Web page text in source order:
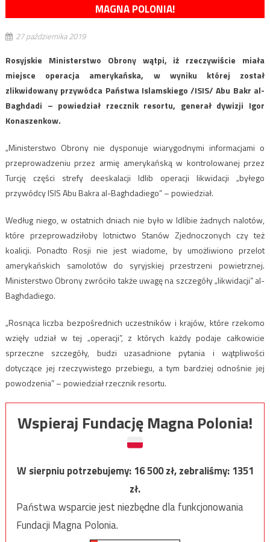
MAGNA POLONIA!
27 października 2019
Rosyjskie Ministerstwo Obrony wątpi, iż rzeczywiście miała
miejsce operacja amerykańska, w wyniku której został
zlikwidowany przywódca Państwa Islamskiego /ISIS/ Abu Bakr al-
Baghdadi – powiedział rzecznik resortu, generał dywizji Igor
Konaszenkow.
„Ministerstwo Obrony nie dysponuje wiarygodnymi informacjami o
przeprowadzeniu przez armię amerykańską w kontrolowanej przez
Turcję części strefy deeskalacji Idlib operacji likwidacji „byłego
przywódcy ISIS Abu Bakra al-Baghdadiego” – powiedział.
Według niego, w ostatnich dniach nie było w Idlibie żadnych nalotów,
które przeprowadziłoby lotnictwo Stanów Zjednoczonych czy też
koalicji. Ponadto Rosji nie jest wiadome, by umożliwiono przelot
amerykańskich samolotów do syryjskiej przestrzeni powietrznej.
Ministerstwo Obrony zwróciło także uwagę na szczegóły „likwidacji” al-
Baghdadiego.
„Rosnąca liczba bezpośrednich uczestników i krajów, które rzekomo
wzięły udział w tej „operacji”, z których każdy podaje całkowicie
sprzeczne szczegóły, budzi uzasadnione pytania i wątpliwości
dotyczące jej rzeczywistego przebiegu, a tym bardziej odnośnie jej
powodzenia” – powiedział rzecznik resortu.
Wspieraj Fundację Magna Polonia!
W sierpniu potrzebujemy:16 500zł, zebraliśmy:1351
zł.
Państwa wsparcie jest niezbędne dla funkcjonowania
Fundacji Magna Polonia.